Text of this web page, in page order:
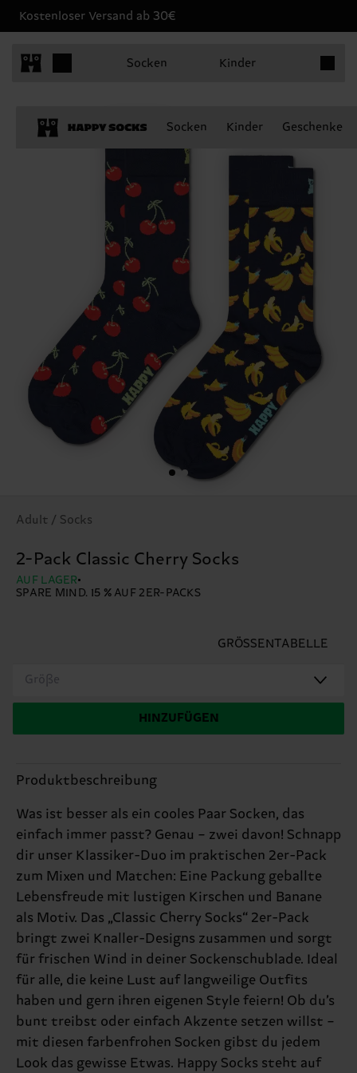
Kostenloser Versand ab 30€
Socken Kinder
Socken Kinder Geschenke
Adult / Socks
2-Pack Classic Cherry Socks
AUF LAGER
SPARE MIND. 15 % AUF 2ER-PACKS
GRÖSSENTABELLE
Größe
HINZUFÜGEN
Produktbeschreibung
Was ist besser als ein cooles Paar Socken, das
einfach immer passt? Genau – zwei davon! Schnapp
dir unser Klassiker-Duo im praktischen 2er-Pack
zum Mixen und Matchen: Eine Packung geballte
Lebensfreude mit lustigen Kirschen und Banane
als Motiv. Das „Classic Cherry Socks“ 2er-Pack
bringt zwei Knaller-Designs zusammen und sorgt
für frischen Wind in deiner Sockenschublade. Ideal
für alle, die keine Lust auf langweilige Outfits
haben und gern ihren eigenen Style feiern! Ob du’s
bunt treibst oder einfach Akzente setzen willst –
mit diesen farbenfrohen Socken gibst du jedem
Look das gewisse Etwas. Happy Socks steht auf